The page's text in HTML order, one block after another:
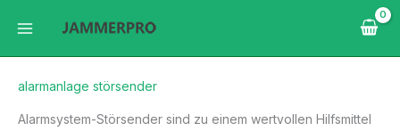
Inhalt
alarmanlage störsender
Alarmsystem-Störsender sind zu einem wertvollen Hilfsmittel